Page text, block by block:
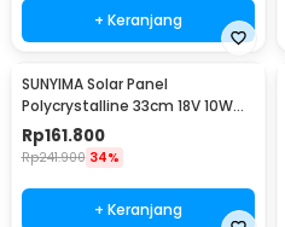
+ Keranjang
SUNYIMA Solar Panel
Polycrystalline 33cm 18V 10W
with Controller - SN20
Rp161.800
Rp241.900 34%
+ Keranjang